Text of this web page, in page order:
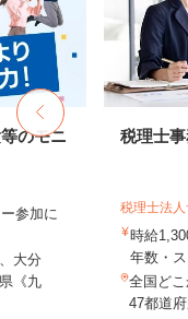
のモニ
参加に
大分
《九
税理士
税理士法
時給
年数・
全国ど
47都道